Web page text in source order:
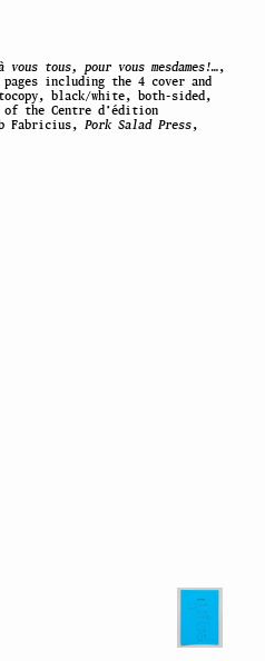
tous, pour vous mesdames!…,
including the 4 cover and
black/white, both-sided,
the Centre d’édition
Fabricius, Pork Salad Press,